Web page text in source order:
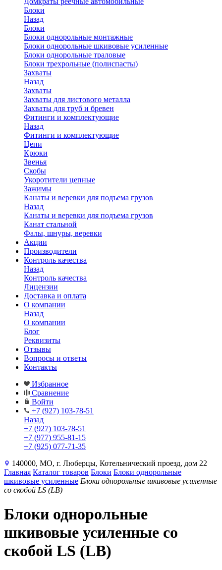
Блоки
Назад
Блоки
Блоки однорольные монтажные
Блоки однорольные шкивовые усиленные
Блоки однорольные траловые
Блоки трехрольные (полиспасты)
Захваты
Назад
Захваты
Захваты для листового металла
Захваты для труб и бревен
Фитинги и комплектующие
Назад
Фитинги и комплектующие
Цепи
Крюки
Звенья
Скобы
Укоротители цепные
Зажимы
Канаты и веревки для подъема грузов
Назад
Канаты и веревки для подъема грузов
Канат стальной
Фалы, шнуры, веревки
Акции
Производители
Контроль качества
Назад
Контроль качества
Лицензии
Доставка и оплата
О компании
Назад
О компании
Блог
Реквизиты
Отзывы
Вопросы и ответы
Контакты
Избранное
Сравнение
Войти
+7 (927) 103-78-51
Назад
+7 (927) 103-78-51
+7 (977) 955-81-15
+7 (925) 077-71-35
140000, МО, г. Люберцы, Котельнический проезд, дом 22
Главная Каталог товаров Блоки Блоки однорольные
шкивовые усиленные Блоки однорольные шкивовые усиленные
со скобой LS (LB)
Блоки однорольные
шкивовые усиленные со
скобой LS (LB)